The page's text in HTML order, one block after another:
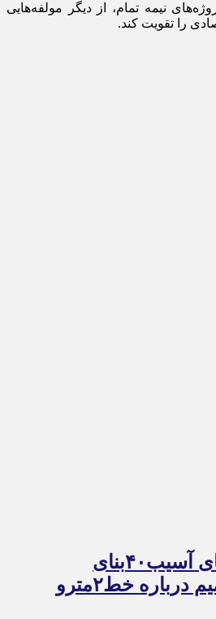
نیمه تمام، از دیگر مولفه‌هایی
را تقویت کند.
راستی‌آزمایی ادعای آسیب۴۰بنای
تاریخی،مبنای تصمیم درباره خط۲مترو